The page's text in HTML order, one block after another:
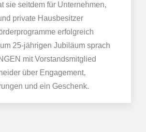
sie seitdem für Unternehmen,
private Hausbesitzer
erfolgreich
25-jährigen Jubiläum sprach
mit Vorstandsmitglied
über Engagement,
und ein Geschenk.